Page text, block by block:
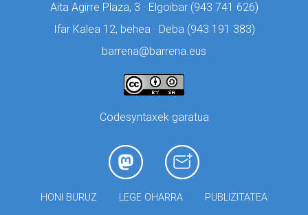
Aita Agirre Plaza, 3 · Elgoibar (943 741 626)
Ifar Kalea 12, behea · Deba (943 191 383)
barrena@barrena.eus
Codesyntaxek garatua
HONI BURUZ LEGE OHARRA PUBLIZITATEA